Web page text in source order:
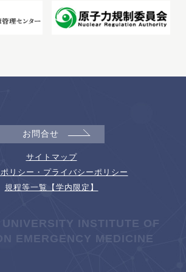
お問合せ
サイトマップ
リシー・プライバシーポリシー
規程等一覧【学内限定】
INSTITUTE OF
EMERGENCY MEDICINE